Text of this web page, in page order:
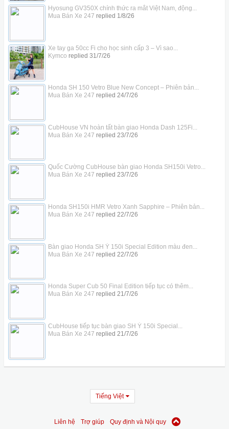
Hyosung GV350X chính thức ra mắt Việt Nam, động...
Mua Bán Xe 247 replied 1/8/26
Xe tay ga 50cc Fi cho học sinh cấp 3 – Vì sao...
Kymco replied 31/7/26
Honda SH 150 Vetro Blue New Concept – Phiên bản...
Mua Bán Xe 247 replied 24/7/26
CubHouse VN hoàn tất bàn giao Honda Dash 125Fi...
Mua Bán Xe 247 replied 23/7/26
Quốc Cường CubHouse bàn giao Honda SH150i Vetro...
Mua Bán Xe 247 replied 23/7/26
Honda SH150i HMR Vetro Xanh Sapphire – Phiên bản...
Mua Bán Xe 247 replied 22/7/26
Bàn giao Honda SH Ý 150i Special Edition màu đen...
Mua Bán Xe 247 replied 22/7/26
Honda Super Cub 50 Final Edition tiếp tục có thêm...
Mua Bán Xe 247 replied 21/7/26
CubHouse tiếp tục bàn giao SH Ý 150i Special...
Mua Bán Xe 247 replied 21/7/26
Tiếng Việt
Liên hệ Trợ giúp Quy định và Nội quy